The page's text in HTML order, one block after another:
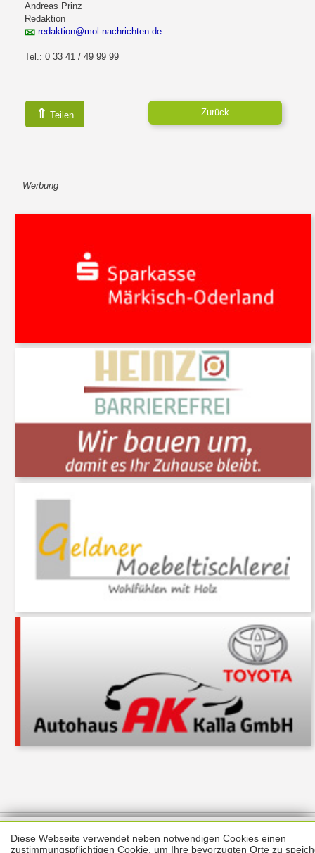
Andreas Prinz
Redaktion
redaktion@mol-nachrichten.de
Tel.: 0 33 41 / 49 99 99
⇑ Teilen Zurück
Werbung
Impressum
Diese Webseite verwendet neben notwendigen Cookies einen
zustimmungspflichtigen Cookie, um Ihre bevorzugten Orte zu